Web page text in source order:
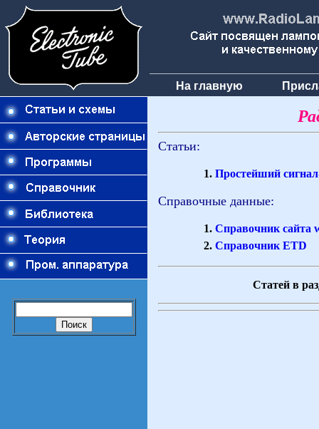
На главную
Статьи:
Простейший
Справочные данные:
Справочник сайта
Справочник ETD
Статей в